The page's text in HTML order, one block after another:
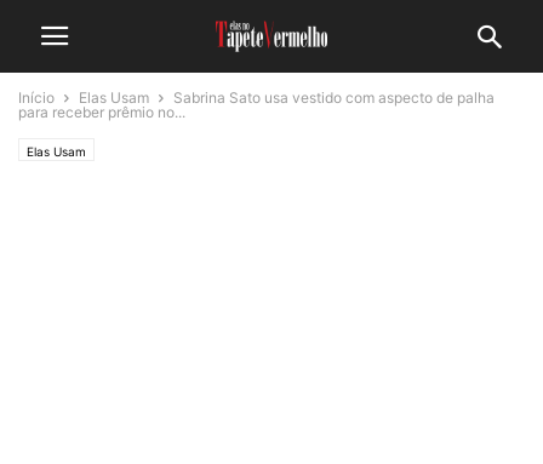
Início Elas Usam
Sabrina Sato usa vestido com aspecto de palha
para receber prêmio no...
Elas Usam